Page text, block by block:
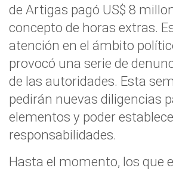
de Artigas pagó US$ 8
concepto de horas extras.
atención en el ámbito
provocó una serie de
de las autoridades. Esta
pedirán nuevas diligencias
elementos y poder
responsabilidades.
Hasta el momento, los que